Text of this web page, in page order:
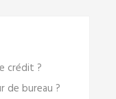
crédit ?
de bureau ?